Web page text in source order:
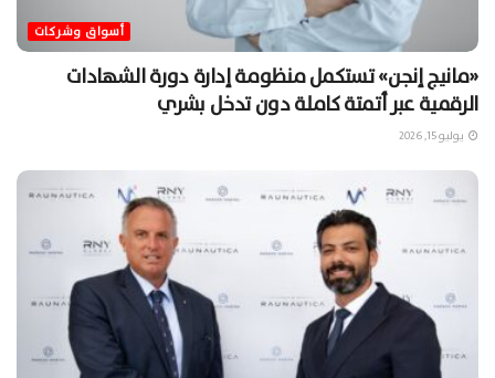
أسواق وشركات
«مانيج إنجن» تستكمل منظومة إدارة دورة الشهادات
الرقمية عبر أتمتة كاملة دون تدخل بشري
يوليو 15, 2026